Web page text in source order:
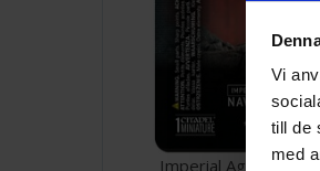
Vi
till de
med
Imperial Agents